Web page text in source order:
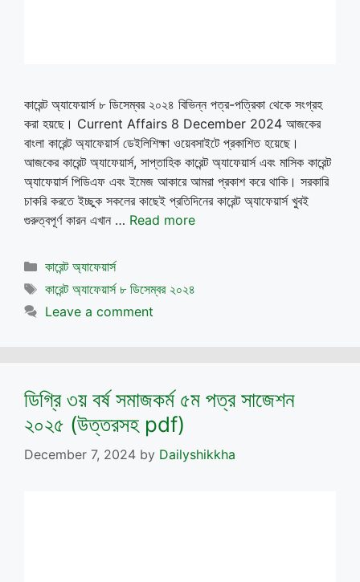
কারেন্ট অ্যাফেয়ার্স ৮ ডিসেম্বর ২০২৪ বিভিন্ন পত্র-পত্রিকা থেকে সংগ্রহ
করা হয়ছে। Current Affairs 8 December 2024 আজকের
বাংলা কারেন্ট অ্যাফেয়ার্স ডেইলিশিক্ষা ওয়েবসাইটে প্রকাশিত হয়েছে।
আজকের কারেন্ট অ্যাফেয়ার্স, সাপ্তাহিক কারেন্ট অ্যাফেয়ার্স এবং মাসিক কারেন্ট
অ্যাফেয়ার্স পিডিএফ এবং ইমেজ আকারে আমরা প্রকাশ করে থাকি। সরকারি
চাকরি করতে ইচ্ছুক সকলের কাছেই প্রতিদিনের কারেন্ট অ্যাফেয়ার্স খুবই
গুরুত্বপূর্ণ কারন এখান … Read more
Categories
কারেন্ট অ্যাফেয়ার্স
Tags
কারেন্ট অ্যাফেয়ার্স ৮ ডিসেম্বর ২০২৪
Leave a comment
ডিগ্রি ৩য় বর্ষ সমাজকর্ম ৫ম পত্র সাজেশন
২০২৫ (উত্তরসহ pdf)
December 7, 2024 by Dailyshikkha